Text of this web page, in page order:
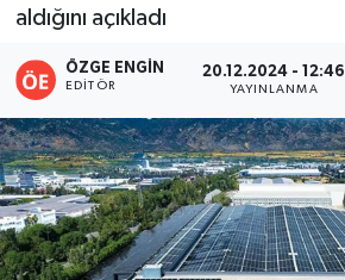
aldığını açıkladı
ÖZGE ENGIN
EDITÖR
20.12.2024 - 12:46
YAYINLANMA